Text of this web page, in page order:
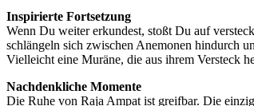
Inspirierte Fortsetzung
Wenn Du weiter erkundest, stoßt Du auf
schlängeln sich zwischen Anemonen hindurch
Vielleicht eine Muräne, die aus ihrem Versteck
Nachdenkliche Momente
Die Ruhe von Raja Ampat ist greifbar. Die